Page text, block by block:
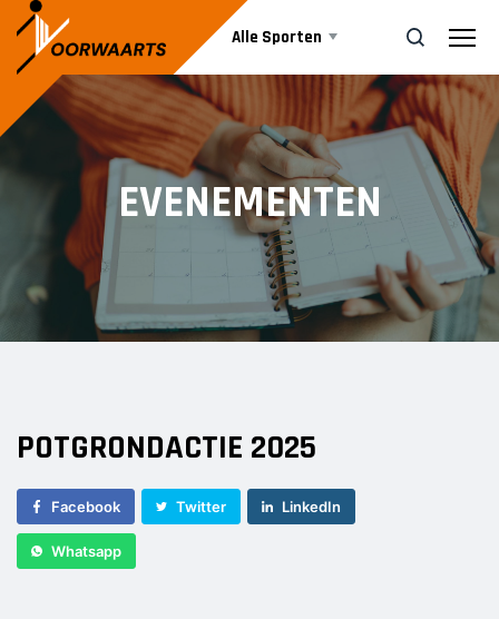
Alle Sporten
Nieuws
Events
Business
Vrijwilliger worden
Sponsor worden
ZOEK
EVENEMENTEN
POTGRONDACTIE 2025
Facebook Twitter LinkedIn
Whatsapp